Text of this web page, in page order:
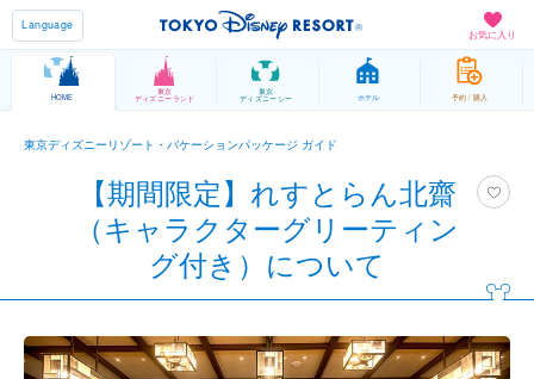
お気に入り
Language
HOME
東京
ディズニーランド
東京
ディズニーシー ホテル 予約 / 購入
東京ディズニーリゾート・バケーションパッケージ ガイド
【期間限定】れすとらん北齋
（キャラクターグリーティン
グ付き）について